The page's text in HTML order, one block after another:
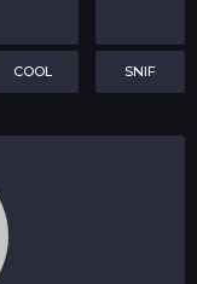
COOL SNIF